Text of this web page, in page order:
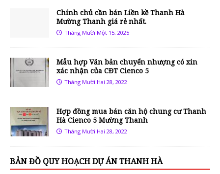
Chính chủ cần bán Liền kề Thanh Hà
Mường Thanh giá rẻ nhất.
Tháng Mười Một 15, 2025
Mẫu hợp Văn bản chuyển nhượng có xin
xác nhận của CĐT Cienco 5
Tháng Mười Hai 28, 2022
Hợp đồng mua bán căn hộ chung cư Thanh
Hà Cienco 5 Mường Thanh
Tháng Mười Hai 28, 2022
BẢN ĐỒ QUY HOẠCH DỰ ÁN THANH HÀ